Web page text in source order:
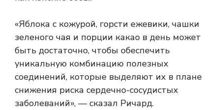
«Яблока с кожурой, горсти ежевики, чашки
зеленого чая и порции какао в день может
быть достаточно, чтобы обеспечить
уникальную комбинацию полезных
соединений, которые выделяют их в плане
снижения риска сердечно-сосудистых
заболеваний», — сказал Ричард.